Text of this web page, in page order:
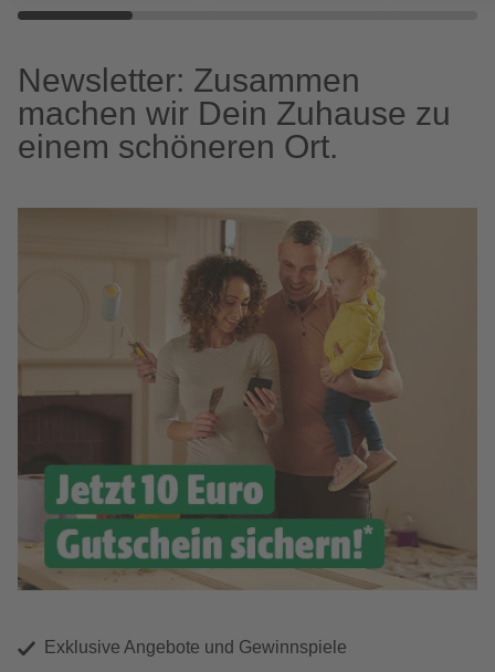
Newsletter: Zusammen
machen wir Dein Zuhause zu
einem schöneren Ort.
Exklusive Angebote und Gewinnspiele